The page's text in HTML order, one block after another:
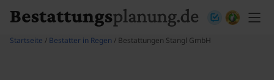
Startseite / Bestatter in Regen / Bestattungen Stangl GmbH